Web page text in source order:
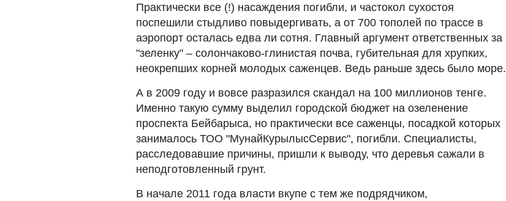
Практически все (!) насаждения погибли, и частокол сухостоя
поспешили стыдливо повыдергивать, а от 700 тополей по трассе в
аэропорт осталась едва ли сотня. Главный аргумент ответственных за
"зеленку" – солончаково-глинистая почва, губительная для хрупких,
неокрепших корней молодых саженцев. Ведь раньше здесь было море.
А в 2009 году и вовсе разразился скандал на 100 миллионов тенге.
Именно такую сумму выделил городской бюджет на озеленение
проспекта Бейбарыса, но практически все саженцы, посадкой которых
занималось ТОО "МунайКурылысСервис", погибли. Специалисты,
расследовавшие причины, пришли к выводу, что деревья сажали в
неподготовленный грунт.
В начале 2011 года власти вкупе с тем же подрядчиком,